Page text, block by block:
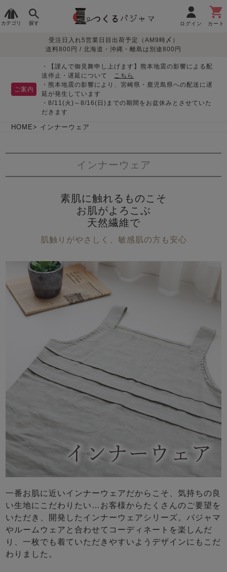
カテゴリ 探す ログイン カート
レディースパジャマ
夏 秋
夏 秋
ガールズパジャマ
春 夏 冬
ボーイズパジャマ
生地で
さがす
オーガニック素材 ガーゼ
サッカー/ちぢみ 楊
柳
ニット/ストレッチ
売れ筋ランキング
- Item Ranking -
新着商品
- New Arrival -
すべての生地一覧はこちら
目的別で
さがす
敏感肌用
パジャマ
入院・介護
胸が目立たない
ャマ
生活雑貨 カタログギフト
売れ筋ランキング
- Item Ranking -
新着商品
デザインで
さがす
上着単品
ズボン単品
すべてのメン
パジャマ
半袖
前開き かぶり スリーパー
作務衣
羽織・バスロ
ーブ
上着単品
夏パジャマ特集 つくるパジャマとは
受注日入れ5営業日目出荷予定（AM9時〆）
送料800円 / 北海道・沖縄・離島は別途800円
ご案内
・【謹んで御見舞申し上げます】熊本地震の影響による配
送停止・遅延について こちら
・熊本地震の影響により、宮崎県・鹿児島県への配送に遅
延が発生しています
・8/11(火)～8/16(日)までの期間をお盆休みとさせていた
だきます
HOME インナーウェア
インナーウェア
素肌に触れるものこそ
お肌がよろこぶ
天然繊維で
肌触りがやさしく、敏感肌の方も安心
一番お肌に近いインナーウェアだからこそ、気持ちの良
い生地にこだわりたい…お客様からたくさんのご要望を
いただき、開発したインナーウェアシリーズ。パジャマ
やルームウェアと合わせてコーディネートを楽しんだ
り、一枚でも着ていただきやすいようデザインにもこだ
わりました。